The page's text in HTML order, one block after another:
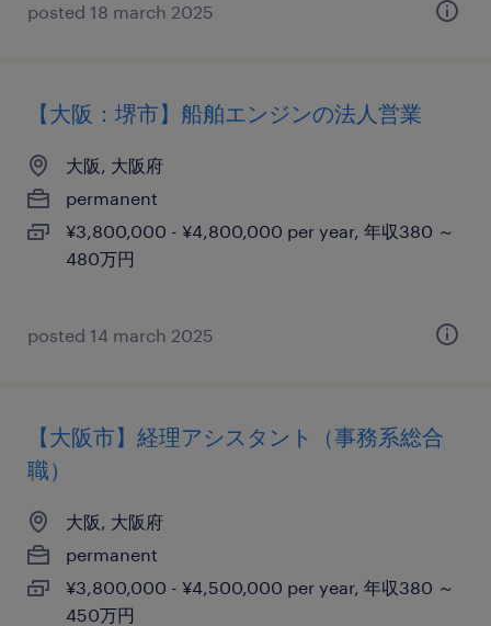
posted 18 march 2025
【大阪：堺市】船舶エンジンの法人営業
大阪, 大阪府
permanent
¥3,800,000 - ¥4,800,000 per year, 年収380 ～
480万円
posted 14 march 2025
【大阪市】経理アシスタント（事務系総合
職）
大阪, 大阪府
permanent
¥3,800,000 - ¥4,500,000 per year, 年収380 ～
450万円